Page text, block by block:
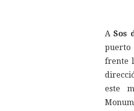
ASos
puerto
frente
este